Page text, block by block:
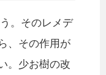
。そのレメデ
、その作用が
。少お樹の改